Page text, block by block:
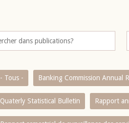
- Tous - Banking Commission Annual
Quaterly Statistical Bulletin Rapport